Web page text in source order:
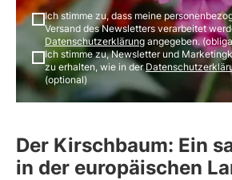
Ich stimme zu, dass meine
Versand des Newsletters verarbeitet
Datenschutzerklärung angegeben.
Ich stimme zu, Newsletter und
zu erhalten, wie in der
(optional)
Der Kirschbaum: Ein
in der europäischen